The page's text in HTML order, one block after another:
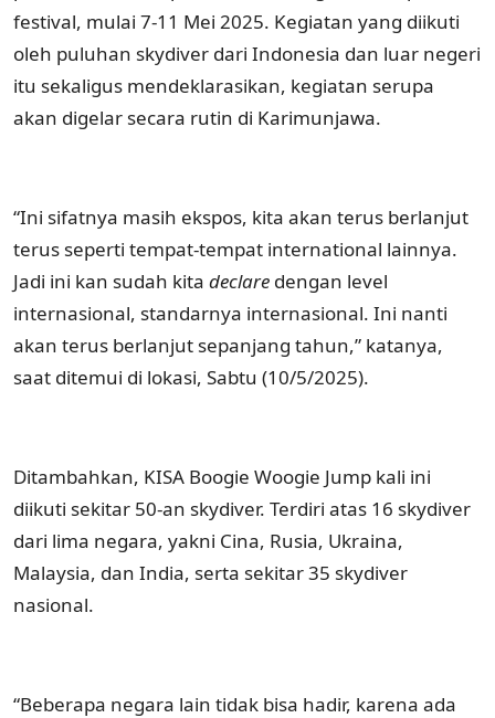
festival, mulai 7-11 Mei 2025. Kegiatan yang diikuti
oleh puluhan skydiver dari Indonesia dan luar negeri
itu sekaligus mendeklarasikan, kegiatan serupa
akan digelar secara rutin di Karimunjawa.
“Ini sifatnya masih ekspos, kita akan terus berlanjut
terus seperti tempat-tempat international lainnya.
Jadi ini kan sudah kita declare dengan level
internasional, standarnya internasional. Ini nanti
akan terus berlanjut sepanjang tahun,” katanya,
saat ditemui di lokasi, Sabtu (10/5/2025).
Ditambahkan, KISA Boogie Woogie Jump kali ini
diikuti sekitar 50-an skydiver. Terdiri atas 16 skydiver
dari lima negara, yakni Cina, Rusia, Ukraina,
Malaysia, dan India, serta sekitar 35 skydiver
nasional.
“Beberapa negara lain tidak bisa hadir, karena ada